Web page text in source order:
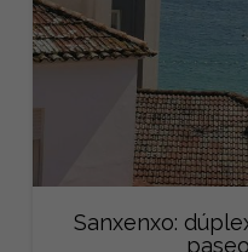
Sanxenxo: